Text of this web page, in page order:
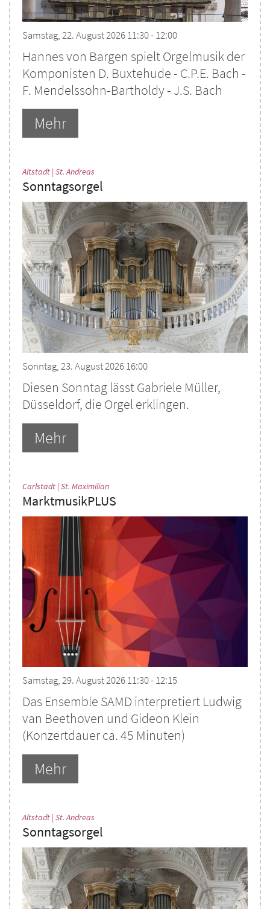
Samstag, 22. August 2026 11:30 - 12:00
Hannes von Bargen spielt Orgelmusik der
Komponisten D. Buxtehude - C.P.E. Bach -
F. Mendelssohn-Bartholdy - J.S. Bach
Mehr
Altstadt | St. Andreas
Sonntagsorgel
Sonntag, 23. August 2026 16:00
Diesen Sonntag lässt Gabriele Müller,
Düsseldorf, die Orgel erklingen.
Mehr
Carlstadt | St. Maximilian:
MarktmusikPLUS
Samstag, 29. August 2026 11:30 - 12:15
Das Ensemble SAMD interpretiert Ludwig
van Beethoven und Gideon Klein
(Konzertdauer ca. 45 Minuten)
Mehr
Altstadt | St. Andreas
Sonntagsorgel